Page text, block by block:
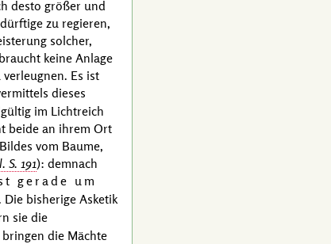
desto größer und
zu regieren,
solcher,
keine Anlage
Es ist
dieses
im Lichtreich
beide an ihrem Ort
vom Baume,
S. 191): demnach
gerade um
Die bisherige Asketik
sie die
die Mächte